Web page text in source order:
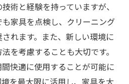
術と経験を持っていますが、
家具を点検し、クリーニング
れます。また、新しい環境に
を考慮することも大切です。
快適に使用することが可能に
を最大限に活用し、家具を大